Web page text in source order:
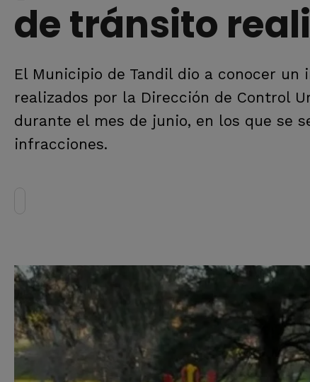
de tránsito
El Municipio de Tandil dio a conocer
realizados por la Dirección de Control
durante el mes de junio, en los que se
infracciones.